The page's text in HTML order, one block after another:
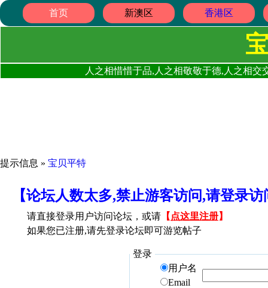
首页 新澳区 香港区
人之相惜惜于品,人之相敬敬于德,人之相
提示信息 » 宝贝平特
【论坛人数太多,禁止游客访问,请登录
请直接登录用户访问论坛，或请 【 点这里注册】
如果您已注册,请先登录论坛即可游览帖子
登录
用户名
Email